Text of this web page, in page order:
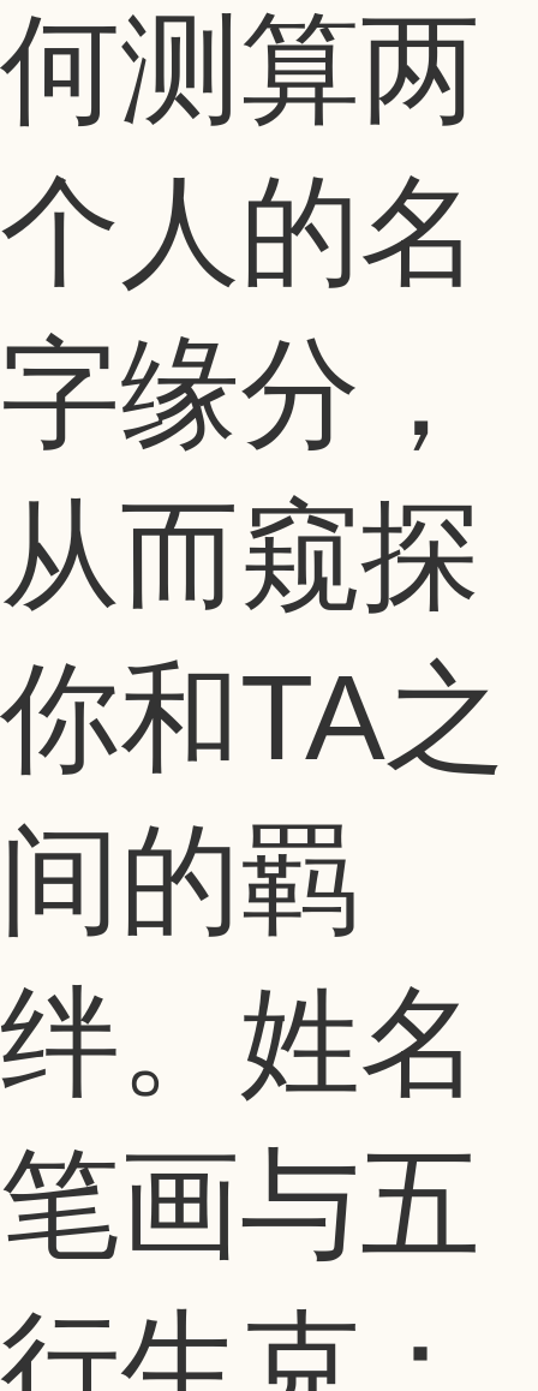
何测算两
个人的名
字缘分，
从而窥探
你和TA之
间的羁
绊。姓名
笔画与五